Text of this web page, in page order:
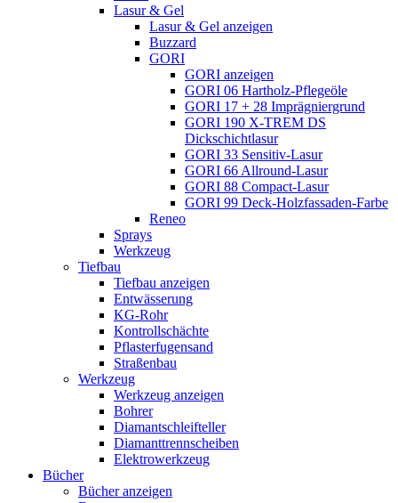
Lasur & Gel
Lasur & Gel anzeigen
Buzzard
GORI
GORI anzeigen
GORI 06 Hartholz-Pflegeöle
GORI 17 + 28 Imprägniergrund
GORI 190 X-TREM DS
Dickschichtlasur
GORI 33 Sensitiv-Lasur
GORI 66 Allround-Lasur
GORI 88 Compact-Lasur
GORI 99 Deck-Holzfassaden-Farbe
Reneo
Sprays
Werkzeug
Tiefbau
Tiefbau anzeigen
Entwässerung
KG-Rohr
Kontrollschächte
Pflasterfugensand
Straßenbau
Werkzeug
Werkzeug anzeigen
Bohrer
Diamantschleifteller
Diamanttrennscheiben
Elektrowerkzeug
Bücher
Bücher anzeigen